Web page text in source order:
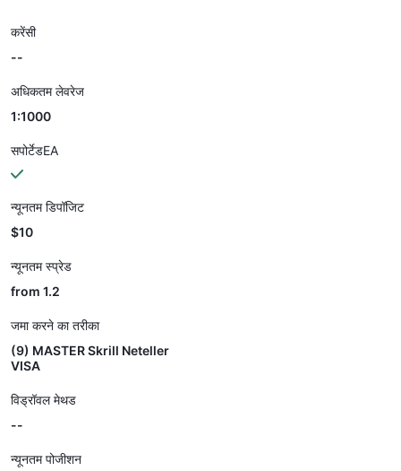
करेंसी
--
अधिकतम लेवरेज
1:1000
सपोर्टेडEA
न्यूनतम डिपॉजिट
$10
न्यूनतम स्प्रेड
from 1.2
जमा करने का तरीका
(9) MASTER Skrill Neteller
VISA
विड्रॉवल मेथड
--
न्यूनतम पोजीशन